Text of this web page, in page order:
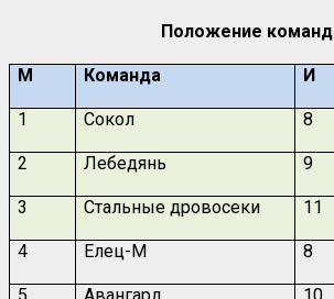
Положение команд
М Команда И
1 Сокол 8
2 Лебедянь 9
3 Стальные дровосеки 11
4 Елец-М 8